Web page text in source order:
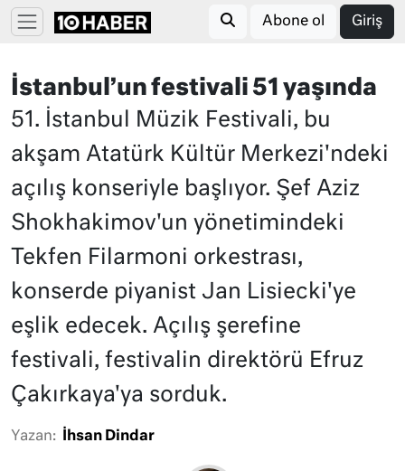
Abone ol Giriş
İstanbul’un festivali 51 yaşında
51. İstanbul Müzik Festivali, bu
akşam Atatürk Kültür Merkezi'ndeki
açılış konseriyle başlıyor. Şef Aziz
Shokhakimov'un yönetimindeki
Tekfen Filarmoni orkestrası,
konserde piyanist Jan Lisiecki'ye
eşlik edecek. Açılış şerefine
festivali, festivalin direktörü Efruz
Çakırkaya'ya sorduk.
Yazan: İhsan Dindar